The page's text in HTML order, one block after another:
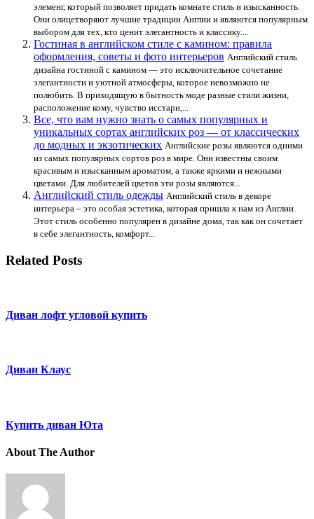
элеменг, который позволяет придать комнате стиль и изысканность.
Они олицетворяют лучшие традиции Англии и являются популярным
выбором для тех, кто ценит элегантность и классику....
Гостиная в английском стиле с камином: правила
оформления, советы и фото интерьеров Английский стиль
дизайна гостиной с камином — это исключительное сочетание
элегантности и уютной атмосферы, которое невозможно не
полюбить. В приходящую в бытность моде разные стили жизни,
расположение кому, чувство исстари,...
Все, что вам нужно знать о самых популярных и
уникальных сортах английских роз — от классических
до модных и экзотических Английские розы являются одними
из самых популярных сортов роз в мире. Они известны своим
красивым и изысканным ароматом, а также яркими и нежными
цветами. Для любителей цветов эти розы являются...
Английский стиль одежды Английский стиль в декоре
интерьера – это особая эстетика, которая пришла к нам из Англии.
Этот стиль особенно популярен в дизайне дома, так как он сочетает
в себе элегантность, комфорт...
Related Posts
Диван лофт угловой купить
Диван Клаус
Купить диван Юта
About The Author